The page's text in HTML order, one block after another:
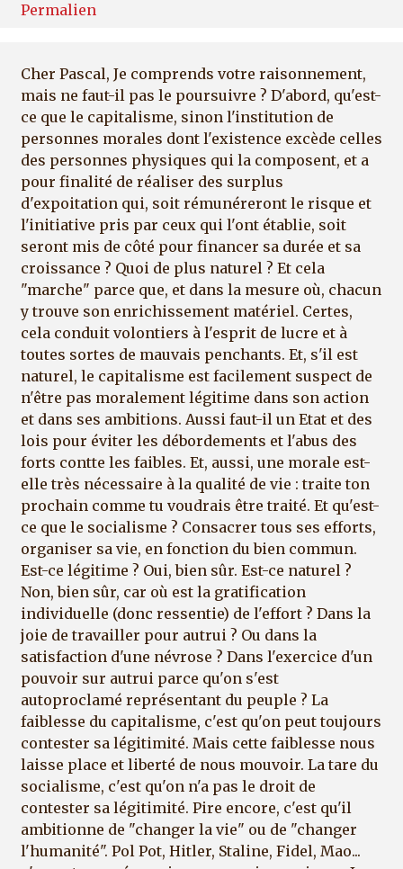
Permalien
Cher Pascal, Je comprends votre raisonnement,
mais ne faut-il pas le poursuivre ? D'abord, qu'est-
ce que le capitalisme, sinon l'institution de
personnes morales dont l'existence excède celles
des personnes physiques qui la composent, et a
pour finalité de réaliser des surplus
d'expoitation qui, soit rémunéreront le risque et
l'initiative pris par ceux qui l'ont établie, soit
seront mis de côté pour financer sa durée et sa
croissance ? Quoi de plus naturel ? Et cela
"marche" parce que, et dans la mesure où, chacun
y trouve son enrichissement matériel. Certes,
cela conduit volontiers à l'esprit de lucre et à
toutes sortes de mauvais penchants. Et, s'il est
naturel, le capitalisme est facilement suspect de
n'être pas moralement légitime dans son action
et dans ses ambitions. Aussi faut-il un Etat et des
lois pour éviter les débordements et l'abus des
forts contte les faibles. Et, aussi, une morale est-
elle très nécessaire à la qualité de vie : traite ton
prochain comme tu voudrais être traité. Et qu'est-
ce que le socialisme ? Consacrer tous ses efforts,
organiser sa vie, en fonction du bien commun.
Est-ce légitime ? Oui, bien sûr. Est-ce naturel ?
Non, bien sûr, car où est la gratification
individuelle (donc ressentie) de l'effort ? Dans la
joie de travailler pour autrui ? Ou dans la
satisfaction d'une névrose ? Dans l'exercice d'un
pouvoir sur autrui parce qu'on s'est
autoproclamé représentant du peuple ? La
faiblesse du capitalisme, c'est qu'on peut toujours
contester sa légitimité. Mais cette faiblesse nous
laisse place et liberté de nous mouvoir. La tare du
socialisme, c'est qu'on n'a pas le droit de
contester sa légitimité. Pire encore, c'est qu'il
ambitionne de "changer la vie" ou de "changer
l'humanité". Pol Pot, Hitler, Staline, Fidel, Mao...